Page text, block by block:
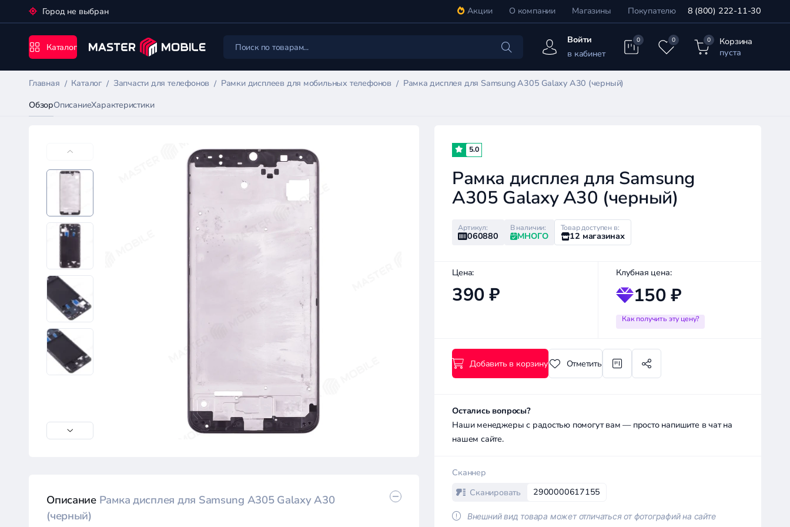
Город не выбран Акции О компании Магазины Покупателю 8 (800) 222-11-30
Каталог
Войти
в кабинет
0 0 0
Корзина
пуста
Главная Каталог Запчасти для телефонов Рамки дисплеев для мобильных телефонов
Рамка дисплея для Samsung A305 Galaxy A30 (черный)
ОбзорОписаниеХарактеристики
Описание Рамка дисплея для Samsung A305 Galaxy A30
(черный)
5.0
Рамка дисплея для Samsung
A305 Galaxy A30 (черный)
Артикул:
060880
В наличии:
МНОГО
Товар доступен в:
12 магазинах
Цена:
390 ₽
Клубная цена:
150 ₽
Как получить эту цену?
Добавить в корзину Отметить
Остались вопросы?
Наши менеджеры с радостью помогут вам — просто напишите в чат на
нашем сайте.
Сканнер
Сканировать
2900000617155
Внешний вид товара может отличаться от фотографий на сайте